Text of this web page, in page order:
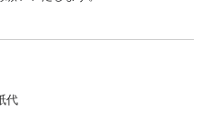
代